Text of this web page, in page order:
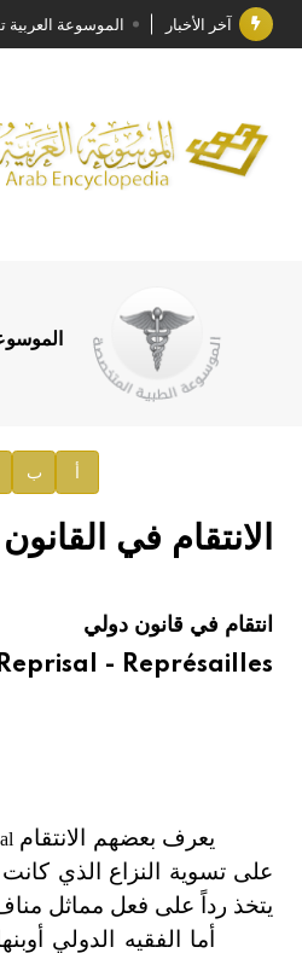
آخر الأخبار الموسوعة العربية
جائزة مجمع الملك
الأستاذ إياد خالد
السيد محمد ياسين
توصيات مجلس
صدور المجلد
إعلان..
هيئة الموسوعة
أ ب
الانتقام في
انتقام في قانون دولي
- Représailles
يعرف بعضهم الانتقام
على تسوية النزاع الذي
يتخذ رداً على فعل مماثل
أما الفقيه الدولي